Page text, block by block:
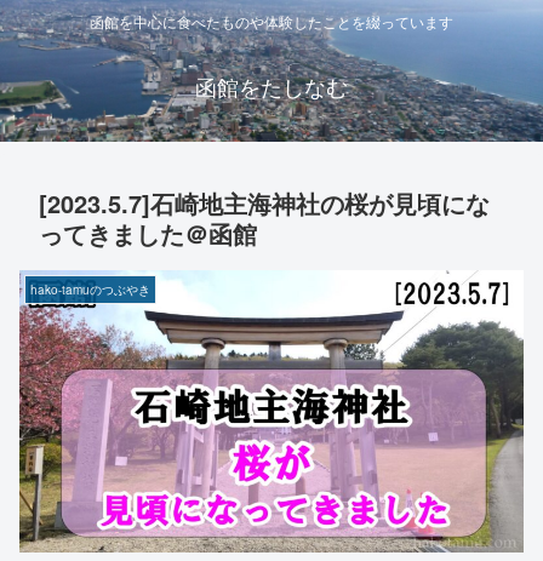
函館を中心に食べたものや体験したことを綴っています
函館をたしなむ
[2023.5.7]石崎地主海神社の桜が見頃にな
ってきました＠函館
hako-tamuのつぶやき